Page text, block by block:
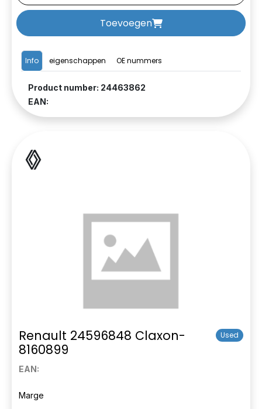
Info eigenschappen OE nummers
Product number: 24463862
EAN:
Toevoegen
Renault 24596848 Claxon-
8160899
Used
EAN:
Marge